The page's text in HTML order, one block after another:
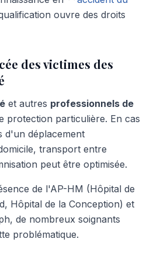
ouvre des droits
des victimes des
et autres professionnels de
protection particulière. En cas
d'un déplacement
transport entre
peut être optimisée.
de l'AP-HM (Hôpital de
Hôpital de la Conception) et
de nombreux soignants
problématique.